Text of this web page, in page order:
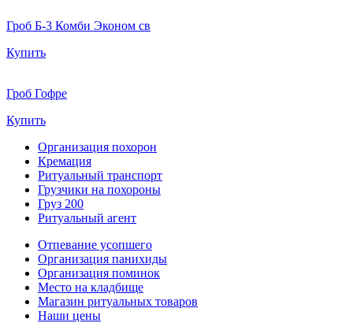
Гроб Б-3 Комби Эконом св
Купить
Гроб Гофре
Купить
Организация похорон
Кремация
Ритуальный транспорт
Грузчики на похороны
Груз 200
Ритуальный агент
Отпевание усопшего
Организация панихиды
Организация поминок
Место на кладбище
Магазин ритуальных товаров
Наши цены